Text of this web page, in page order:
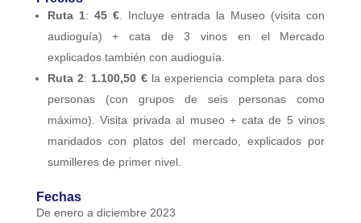
Ruta 1:45 €. Incluye entrada la Museo (visita con
audioguía) + cata de 3 vinos en el Mercado
explicados también con audioguía.
Ruta 2: 1.100,50 €la experiencia completa para dos
personas (con grupos de seis personas como
máximo). Visita privada al museo + cata de 5 vinos
maridados con platos del mercado, explicados por
sumilleres de primer nivel.
Fechas
De enero a diciembre 2023